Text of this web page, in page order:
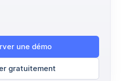
une démo
gratuitement